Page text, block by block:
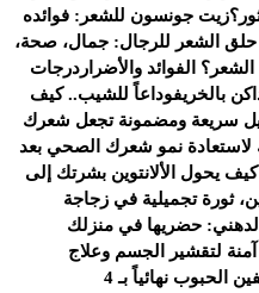
زيت جونسون للشعر: فوائده
حلق الشعر للرجال: جمال، صحة،
الفوائد والأضرار درجات
بالخريفوداعاً للشيب.. كيف
سريعة ومضمونة تجعل شعرك
لاستعادة نمو شعرك الصحي بعد
يحول الألانتوين بشرتك إلى
ثورة تجميلية في زجاجة
حضريها في منزلك
آمنة لتقشير الجسم وعلاج
سر مكياج النجمات.. كيف تخفين الحبوب نهائياً بـ 4